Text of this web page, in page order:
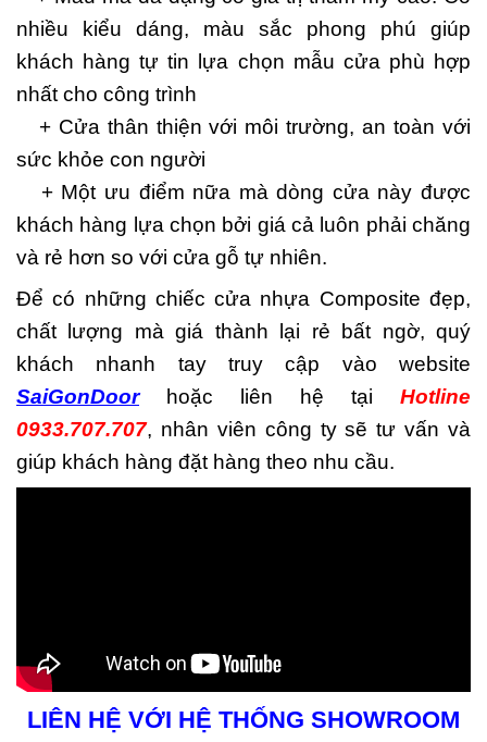
nhiều kiểu dáng, màu sắc phong phú giúp
khách hàng tự tin lựa chọn mẫu cửa phù hợp
nhất cho công trình
+ Cửa thân thiện với môi trường, an toàn với
sức khỏe con người
+ Một ưu điểm nữa mà dòng cửa này được
khách hàng lựa chọn bởi giá cả luôn phải chăng
và rẻ hơn so với cửa gỗ tự nhiên.
Để có những chiếc cửa nhựa Composite đẹp,
chất lượng mà giá thành lại rẻ bất ngờ, quý
khách nhanh tay truy cập vào website
SaiGonDoorhoặc liên hệ tại Hotline
0933.707.707, nhân viên công ty sẽ tư vấn và
giúp khách hàng đặt hàng theo nhu cầu.
LIÊN HỆ VỚI HỆ THỐNG SHOWROOM